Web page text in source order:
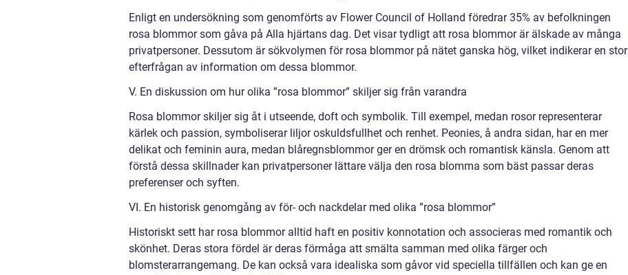
Enligt en undersökning som genomförts av Flower Council of Holland föredrar 35% av befolkningen
rosa blommor som gåva på Alla hjärtans dag. Det visar tydligt att rosa blommor är älskade av många
privatpersoner. Dessutom är sökvolymen för rosa blommor på nätet ganska hög, vilket indikerar en stor
efterfrågan av information om dessa blommor.
V. En diskussion om hur olika ”rosa blommor” skiljer sig från varandra
Rosa blommor skiljer sig åt i utseende, doft och symbolik. Till exempel, medan rosor representerar
kärlek och passion, symboliserar liljor oskuldsfullhet och renhet. Peonies, å andra sidan, har en mer
delikat och feminin aura, medan blåregnsblommor ger en drömsk och romantisk känsla. Genom att
förstå dessa skillnader kan privatpersoner lättare välja den rosa blomma som bäst passar deras
preferenser och syften.
VI. En historisk genomgång av för- och nackdelar med olika ”rosa blommor”
Historiskt sett har rosa blommor alltid haft en positiv konnotation och associeras med romantik och
skönhet. Deras stora fördel är deras förmåga att smälta samman med olika färger och
blomsterarrangemang. De kan också vara idealiska som gåvor vid speciella tillfällen och kan ge en